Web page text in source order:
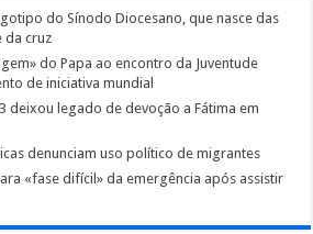
do Sínodo Diocesano, que nasce das
da cruz
do Papa ao encontro da Juventude
de iniciativa mundial
deixou legado de devoção a Fátima em
denunciam uso político de migrantes
«fase difícil» da emergência após assistir